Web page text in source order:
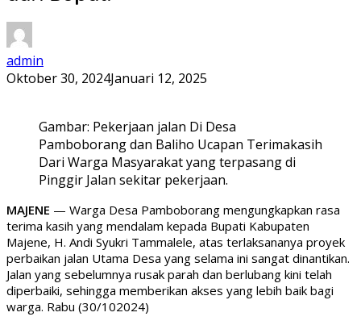
admin
Oktober 30, 2024Januari 12, 2025
Gambar: Pekerjaan jalan Di Desa
Pamboborang dan Baliho Ucapan Terimakasih
Dari Warga Masyarakat yang terpasang di
Pinggir Jalan sekitar pekerjaan.
MAJENE — Warga Desa Pamboborang mengungkapkan rasa
terima kasih yang mendalam kepada Bupati Kabupaten
Majene, H. Andi Syukri Tammalele, atas terlaksananya proyek
perbaikan jalan Utama Desa yang selama ini sangat dinantikan.
Jalan yang sebelumnya rusak parah dan berlubang kini telah
diperbaiki, sehingga memberikan akses yang lebih baik bagi
warga. Rabu (30/102024)